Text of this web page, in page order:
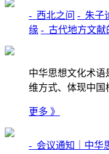
- 西北之问 - 朱子
缘 - 古代地方文
中华思想文化术语
维方式、体现中国
更多 》
- 会议通知｜中华